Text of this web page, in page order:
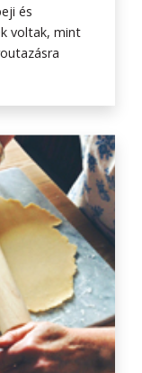
és
voltak, mint